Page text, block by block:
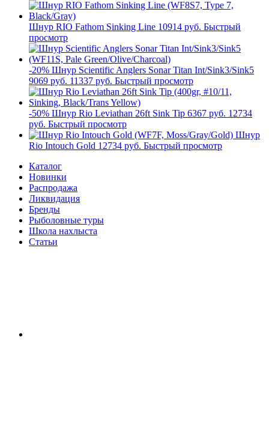
Шнур RIO Fathom Sinking Line 10914 руб. Быстрый
просмотр
-20% Шнур Scientific Anglers Sonar Titan Int/Sink3/Sink5
9069 руб. 11337 руб. Быстрый просмотр
-50% Шнур Rio Leviathan 26ft Sink Tip 6367 руб. 12734
руб. Быстрый просмотр
Шнур
Rio Intouch Gold 12734 руб. Быстрый просмотр
Каталог
Новинки
Распродажа
Ликвидация
Бренды
Рыболовные туры
Школа нахлыста
Статьи